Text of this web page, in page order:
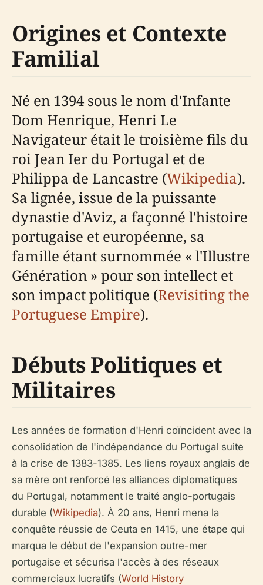
Origines et Contexte
Familial
Né en 1394 sous le nom d'Infante
Dom Henrique, Henri Le
Navigateur était le troisième fils du
roi Jean Ier du Portugal et de
Philippa de Lancastre (Wikipedia).
Sa lignée, issue de la puissante
dynastie d'Aviz, a façonné l'histoire
portugaise et européenne, sa
famille étant surnommée « l'Illustre
Génération » pour son intellect et
son impact politique (Revisiting the
Portuguese Empire).
Débuts Politiques et
Militaires
Les années de formation d'Henri coïncident avec la
consolidation de l'indépendance du Portugal suite
à la crise de 1383-1385. Les liens royaux anglais de
sa mère ont renforcé les alliances diplomatiques
du Portugal, notamment le traité anglo-portugais
durable (Wikipedia). À 20 ans, Henri mena la
conquête réussie de Ceuta en 1415, une étape qui
marqua le début de l'expansion outre-mer
portugaise et sécurisa l'accès à des réseaux
commerciaux lucratifs (World History